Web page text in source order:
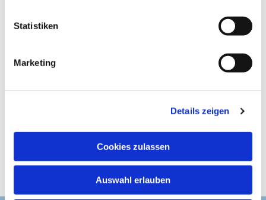
h
Statistiken
Marketing
Details zeigen
Cookies zulassen
Auswahl erlauben